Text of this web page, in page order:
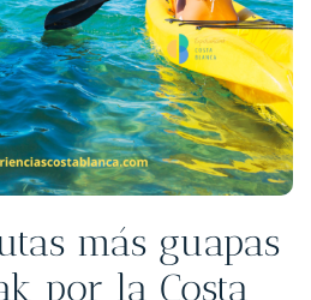
más guapas
por la Costa